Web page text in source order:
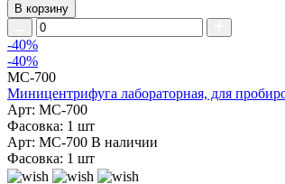
В корзину
-40%
-40%
MC-700
Миницентрифуга лабораторная, для
Арт: MC-700
Фасовка: 1 шт
Арт: MC-700 В наличии
Фасовка: 1 шт